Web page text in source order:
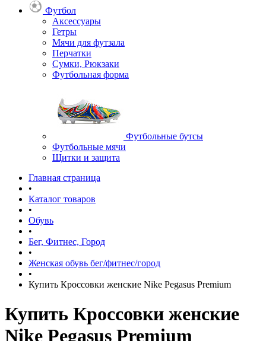
Футбол
Аксессуары
Гетры
Мячи для футзала
Перчатки
Сумки, Рюкзаки
Футбольная форма
Футбольные бутсы
Футбольные мячи
Щитки и защита
Главная страница
•
Каталог товаров
•
Обувь
•
Бег, Фитнес, Город
•
Женская обувь бег/фитнес/город
•
Купить Кроссовки женские Nike Pegasus Premium
Купить Кроссовки женские
Nike Pegasus Premium